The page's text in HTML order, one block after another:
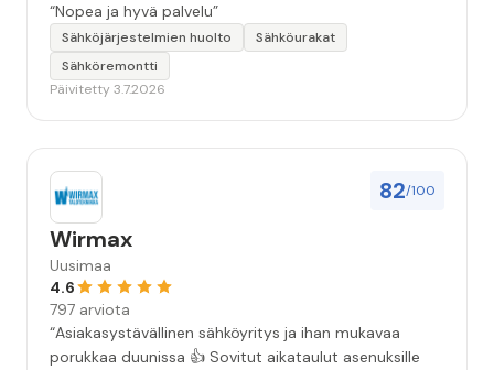
“Nopea ja hyvä palvelu”
Sähköjärjestelmien huolto
Sähköurakat
Sähköremontti
Päivitetty 3.7.2026
82/100
Wirmax
Uusimaa
4.6
797 arviota
“Asiakasystävällinen sähköyritys ja ihan mukavaa
porukkaa duunissa 👍 Sovitut aikataulut asenuksille